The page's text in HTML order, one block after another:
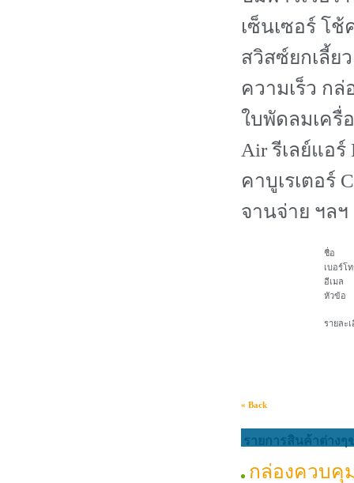
เซ็นเซอร์ โ
สวิสซ์ยกเลี้ย
ความเร็ว ก
ใบพัดลมเครื่
Air รีเลย์แอร์
คาบูเรเตอร์
จานจ่าย ฯลฯ
ชื่อ
เบอร์โ
อีเมล
หัวข้อ
รายละ
« Back
รายการสินค้าต่างๆ
กล่องควบคุ